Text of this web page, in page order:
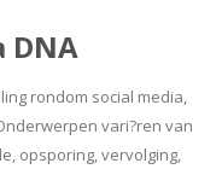
DNA
rondom social media,
vari?ren van
opsporing, vervolging,